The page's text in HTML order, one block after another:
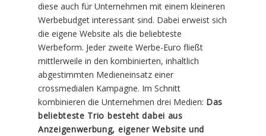
diese auch für Unternehmen mit einem kleineren
Werbebudget interessant sind. Dabei erweist sich
die eigene Website als die beliebteste
Werbeform. Jeder zweite Werbe-Euro fließt
mittlerweile in den kombinierten, inhaltlich
abgestimmten Medieneinsatz einer
crossmedialen Kampagne. Im Schnitt
kombinieren die Unternehmen drei Medien: Das
beliebteste Trio besteht dabei aus
Anzeigenwerbung, eigener Website und